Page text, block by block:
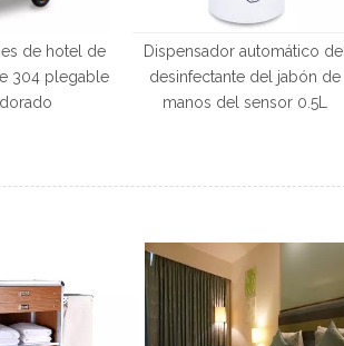
de hotel de
304 plegable
Dispensador automático del
desinfectante del jabón de
manos del sensor 0.5L